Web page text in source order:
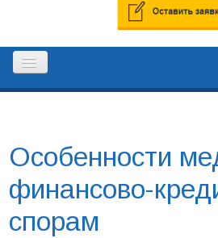
Особенности
финансово-
спорам